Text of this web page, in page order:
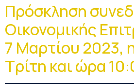
Πρόσκληση
Οικονομικής
7 Μαρτίου 2023,
Τρίτη και ώρα